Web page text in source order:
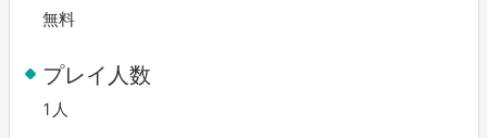
無料
プレイ人数
1人